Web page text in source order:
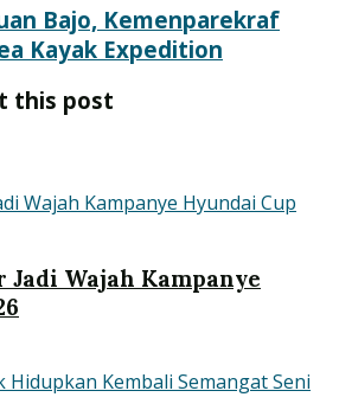
Bajo, Kemenparekraf
Kayak Expedition
this post
Jadi Wajah Kampanye